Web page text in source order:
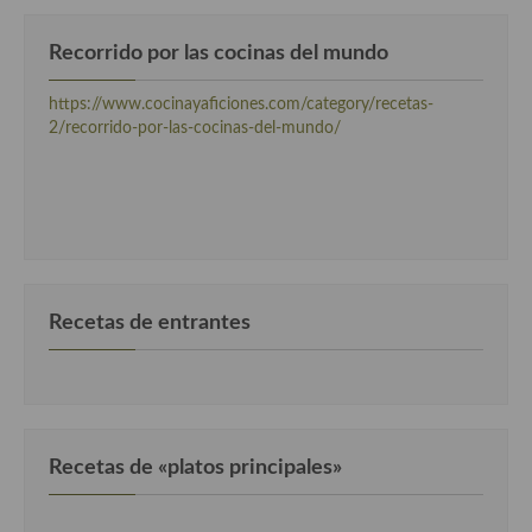
Cocina portuguesa
Recorrido por las cocinas del mundo
https://www.cocinayaficiones.com/category/recetas-
2/recorrido-por-las-cocinas-del-mundo/
Recetas de entrantes
Recetas de «platos principales»